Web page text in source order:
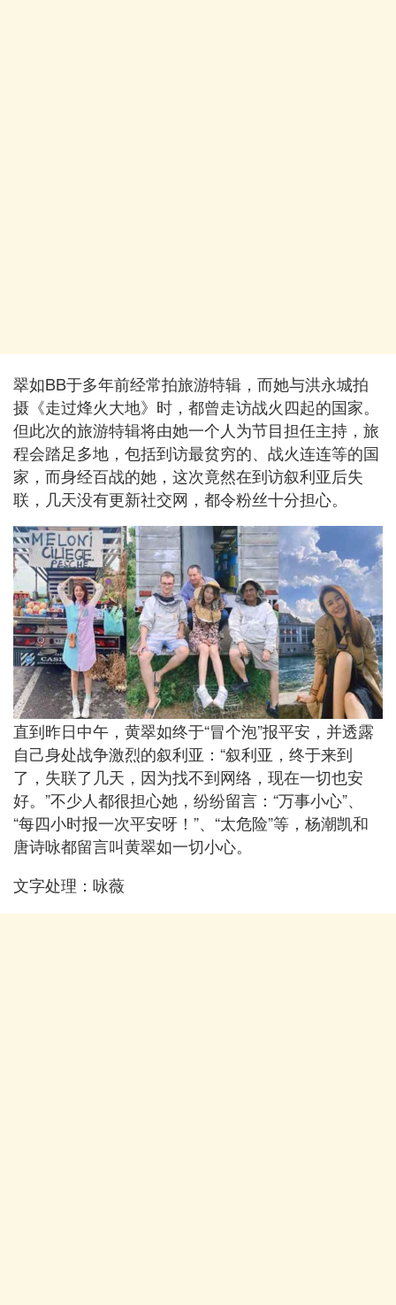
翠如BB于多年前经常拍旅游特辑，而她与洪永城拍
摄《走过烽火大地》时，都曾走访战火四起的国家。
但此次的旅游特辑将由她一个人为节目担任主持，旅
程会踏足多地，包括到访最贫穷的、战火连连等的国
家，而身经百战的她，这次竟然在到访叙利亚后失
联，几天没有更新社交网，都令粉丝十分担心。
直到昨日中午，黄翠如终于“冒个泡”报平安，并透露
自己身处战争激烈的叙利亚：“叙利亚，终于来到
了，失联了几天，因为找不到网络，现在一切也安
好。”不少人都很担心她，纷纷留言：“万事小心”、
“每四小时报一次平安呀！”、“太危险”等，杨潮凯和
唐诗咏都留言叫黄翠如一切小心。
文字处理：咏薇